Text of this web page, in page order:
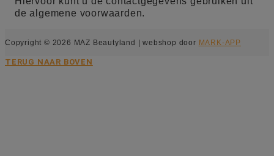
de algemene voorwaarden.
Copyright © 2026 MAZ Beautyland | webshop door MARK-APP
TERUG NAAR BOVEN